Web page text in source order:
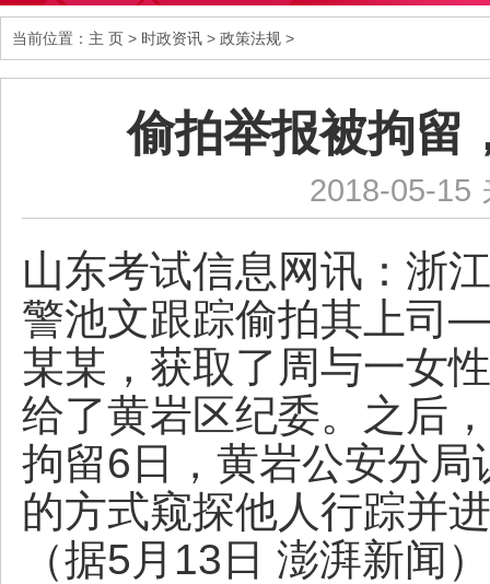
当前位置： 主 页 > 时政资讯 > 政策法规 >
偷拍举报被拘留
2018-05-15
山东考试信息网讯： 浙
警池文跟踪偷拍其上司
某某，获取了周与一女
给了黄岩区纪委。之后
拘留6日，黄岩公安分
的方式窥探他人行踪并
（据5月13日 澎湃新闻）